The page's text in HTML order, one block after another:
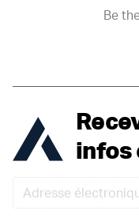
infos